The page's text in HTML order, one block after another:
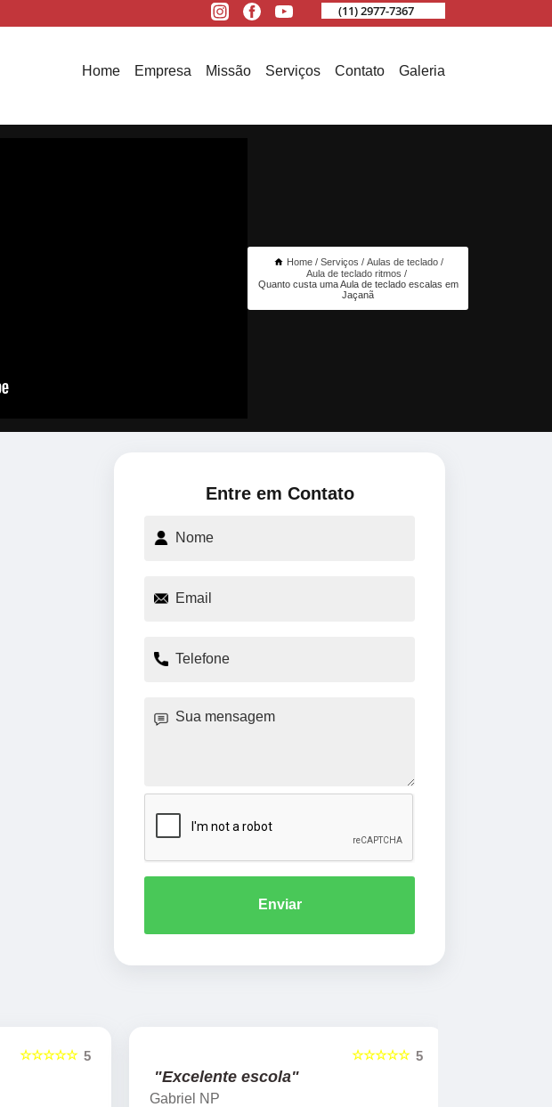
(11) 2977-7367
Home Empresa Missão Serviços Contato Galeria
Home Serviços
Aulas de teclado
Aula de teclado ritmos
Quanto custa uma Aula de teclado escalas em
Jaçanã
Entre em Contato
Enviar
5
☆☆☆☆☆ 5
☆☆☆☆☆
"Excelente escola"
Gabriel NP